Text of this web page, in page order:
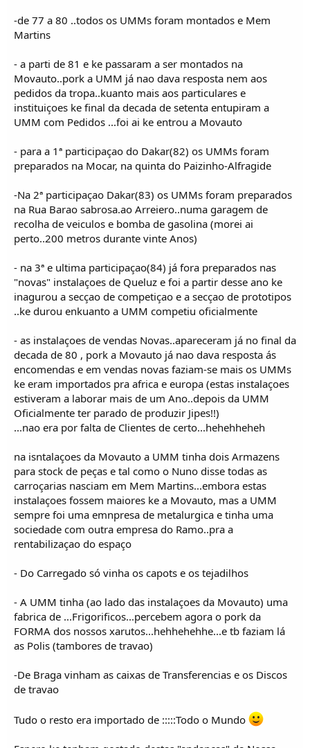
-de 77 a 80 ..todos os UMMs foram montados e Mem
Martins
- a parti de 81 e ke passaram a ser montados na
Movauto..pork a UMM já nao dava resposta nem aos
pedidos da tropa..kuanto mais aos particulares e
instituiçoes ke final da decada de setenta entupiram a
UMM com Pedidos ...foi ai ke entrou a Movauto
- para a 1ª participaçao do Dakar(82) os UMMs foram
preparados na Mocar, na quinta do Paizinho-Alfragide
-Na 2ª participaçao Dakar(83) os UMMs foram preparados
na Rua Barao sabrosa.ao Arreiero..numa garagem de
recolha de veiculos e bomba de gasolina (morei ai
perto..200 metros durante vinte Anos)
- na 3ª e ultima participaçao(84) já fora preparados nas
"novas" instalaçoes de Queluz e foi a partir desse ano ke
inagurou a secçao de competiçao e a secçao de prototipos
..ke durou enkuanto a UMM competiu oficialmente
- as instalaçoes de vendas Novas..apareceram já no final da
decada de 80 , pork a Movauto já nao dava resposta ás
encomendas e em vendas novas faziam-se mais os UMMs
ke eram importados pra africa e europa (estas instalaçoes
estiveram a laborar mais de um Ano..depois da UMM
Oficialmente ter parado de produzir Jipes!!)
...nao era por falta de Clientes de certo...hehehheheh
na isntalaçoes da Movauto a UMM tinha dois Armazens
para stock de peças e tal como o Nuno disse todas as
carroçarias nasciam em Mem Martins...embora estas
instalaçoes fossem maiores ke a Movauto, mas a UMM
sempre foi uma emnpresa de metalurgica e tinha uma
sociedade com outra empresa do Ramo..pra a
rentabilizaçao do espaço
- Do Carregado só vinha os capots e os tejadilhos
- A UMM tinha (ao lado das instalaçoes da Movauto) uma
fabrica de ...Frigorificos...percebem agora o pork da
FORMA dos nossos xarutos...hehhehehhe...e tb faziam lá
as Polis (tambores de travao)
-De Braga vinham as caixas de Transferencias e os Discos
de travao
Tudo o resto era importado de :::::Todo o Mundo